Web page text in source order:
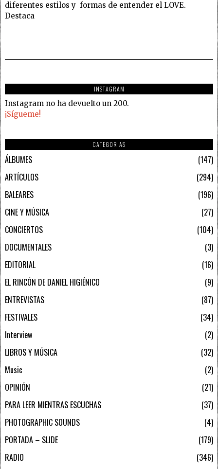
diferentes estilos y formas de entender el LOVE.
Destaca
INSTAGRAM
Instagram no ha devuelto un 200.
¡Sígueme!
CATEGORIAS
ÁLBUMES
147
ARTÍCULOS
294
BALEARES
196
CINE Y MÚSICA
27
CONCIERTOS
104
DOCUMENTALES
3
EDITORIAL
16
EL RINCÓN DE DANIEL HIGIÉNICO
9
ENTREVISTAS
87
FESTIVALES
34
Interview
2
LIBROS Y MÚSICA
32
Music
2
OPINIÓN
21
PARA LEER MIENTRAS ESCUCHAS
37
PHOTOGRAPHIC SOUNDS
4
PORTADA – SLIDE
179
RADIO
346